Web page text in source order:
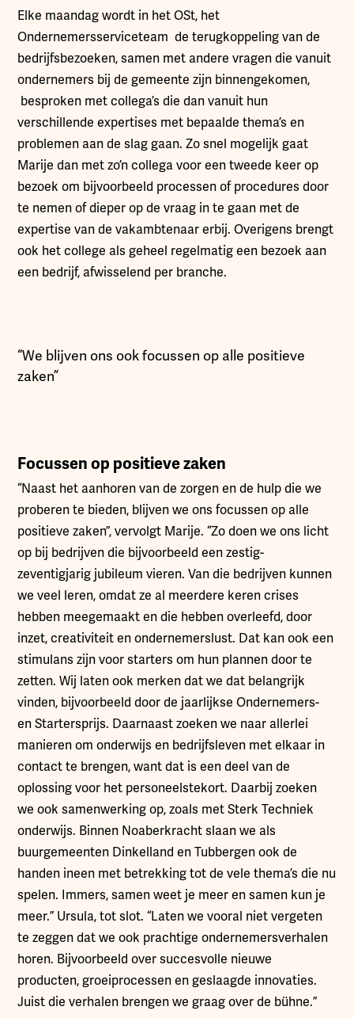
Elke maandag wordt in het OSt, het
Ondernemersserviceteam de terugkoppeling van de
bedrijfsbezoeken, samen met andere vragen die vanuit
ondernemers bij de gemeente zijn binnengekomen,
besproken met collega’s die dan vanuit hun
verschillende expertises met bepaalde thema’s en
problemen aan de slag gaan. Zo snel mogelijk gaat
Marije dan met zo’n collega voor een tweede keer op
bezoek om bijvoorbeeld processen of procedures door
te nemen of dieper op de vraag in te gaan met de
expertise van de vakambtenaar erbij. Overigens brengt
ook het college als geheel regelmatig een bezoek aan
een bedrijf, afwisselend per branche.
“We blijven ons ook focussen op alle positieve
zaken”
Focussen op positieve zaken
“Naast het aanhoren van de zorgen en de hulp die we
proberen te bieden, blijven we ons focussen op alle
positieve zaken”, vervolgt Marije. “Zo doen we ons licht
op bij bedrijven die bijvoorbeeld een zestig-
zeventigjarig jubileum vieren. Van die bedrijven kunnen
we veel leren, omdat ze al meerdere keren crises
hebben meegemaakt en die hebben overleefd, door
inzet, creativiteit en ondernemerslust. Dat kan ook een
stimulans zijn voor starters om hun plannen door te
zetten. Wij laten ook merken dat we dat belangrijk
vinden, bijvoorbeeld door de jaarlijkse Ondernemers-
en Startersprijs. Daarnaast zoeken we naar allerlei
manieren om onderwijs en bedrijfsleven met elkaar in
contact te brengen, want dat is een deel van de
oplossing voor het personeelstekort. Daarbij zoeken
we ook samenwerking op, zoals met Sterk Techniek
onderwijs. Binnen Noaberkracht slaan we als
buurgemeenten Dinkelland en Tubbergen ook de
handen ineen met betrekking tot de vele thema’s die nu
spelen. Immers, samen weet je meer en samen kun je
meer.” Ursula, tot slot. “Laten we vooral niet vergeten
te zeggen dat we ook prachtige ondernemersverhalen
horen. Bijvoorbeeld over succesvolle nieuwe
producten, groeiprocessen en geslaagde innovaties.
Juist die verhalen brengen we graag over de bühne.”